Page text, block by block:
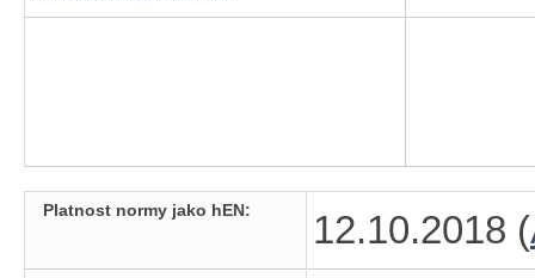
Platnost normy jako hEN: 12.10.2018 (